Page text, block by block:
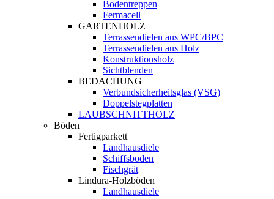
Bodentreppen
Fermacell
GARTENHOLZ
Terrassendielen aus WPC/BPC
Terrassendielen aus Holz
Konstruktionsholz
Sichtblenden
BEDACHUNG
Verbundsicherheitsglas (VSG)
Doppelstegplatten
LAUBSCHNITTHOLZ
Böden
Fertigparkett
Landhausdiele
Schiffsboden
Fischgrät
Lindura-Holzböden
Landhausdiele